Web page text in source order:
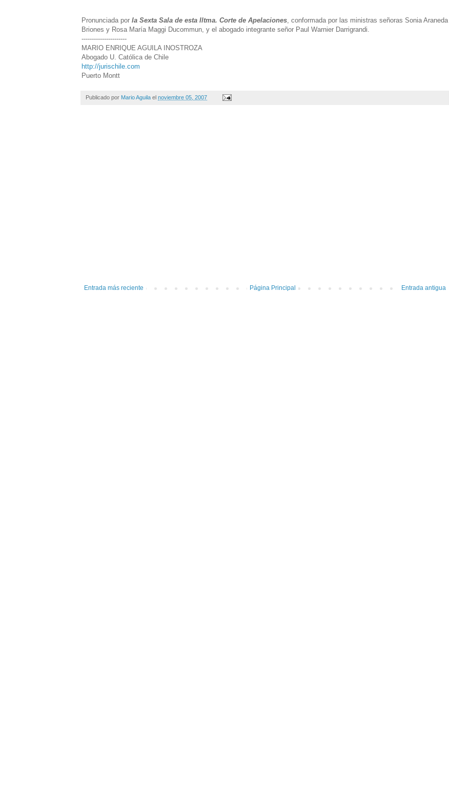
Pronunciada por la Sexta Sala de esta Iltma. Corte de Apelaciones , conformada por las ministras señoras Sonia Araneda
Briones y Rosa María Maggi Ducommun, y el abogado integrante señor Paul Warnier Darrigrandi.
----------------------
MARIO ENRIQUE AGUILA INOSTROZA
Abogado U. Católica de Chile
http://jurischile.com
Puerto Montt
Publicado por Mario Aguila el noviembre 05, 2007
Entrada más reciente Entrada antigua
Página Principal